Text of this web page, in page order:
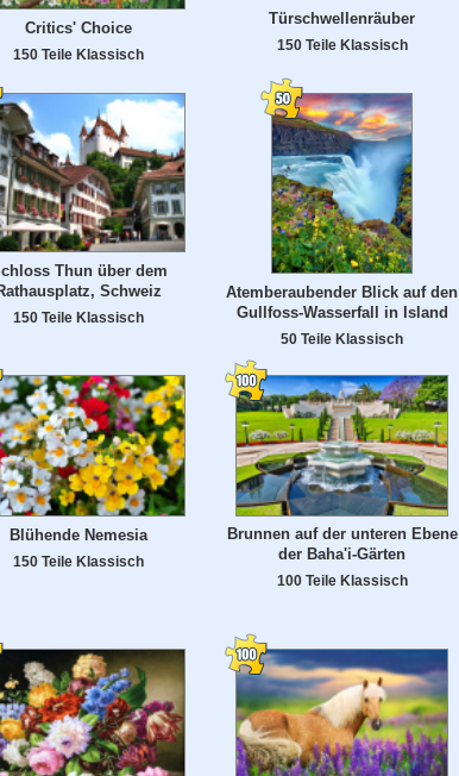
Critics' Choice
150 Teile Klassisch
Türschwellenräuber
150 Teile Klassisch
Thun über dem
Schweiz
150 Teile Klassisch
Atemberaubender Blick auf den
Gullfoss-Wasserfall in Island
50 Teile Klassisch
Blühende Nemesia
150 Teile Klassisch
Brunnen auf der unteren Ebene
der Baha'i-Gärten
100 Teile Klassisch